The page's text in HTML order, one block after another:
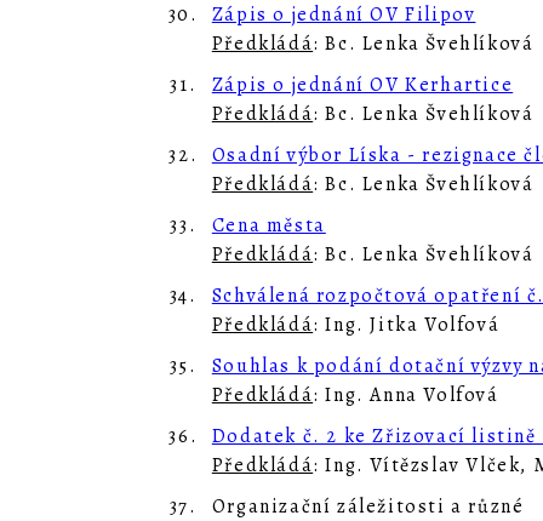
30.
Zápis o jednání OV Filipov
Předkládá: Bc. Lenka Švehlíková
31.
Zápis o jednání OV Kerhartice
Předkládá: Bc. Lenka Švehlíková
32.
Osadní výbor Líska - rezignace
Předkládá: Bc. Lenka Švehlíková
33.
Cena města
Předkládá: Bc. Lenka Švehlíková
34.
Schválená rozpočtová opatření
Předkládá: Ing. Jitka Volfová
35.
Souhlas k podání dotační výzvy
Předkládá: Ing. Anna Volfová
36.
Dodatek č. 2 ke Zřizovací listině
Předkládá: Ing. Vítězslav Vlček,
37.
Organizační záležitosti a různé